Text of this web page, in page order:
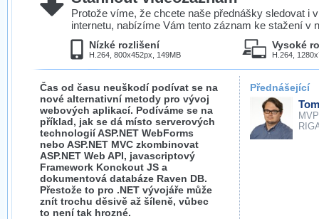
Protože víme, že chcete naše přednášky sledovat i
internetu, nabízíme Vám tento záznam ke stažení v
Nízké rozlišení
H.264, 800x452px, 149MB
Vysoké
H.264,
Čas od času neuškodí podívat se na
nové alternativní metody pro vývoj
webových aplikací. Podíváme se na
příklad, jak se dá místo serverových
technologií ASP.NET WebForms
nebo ASP.NET MVC zkombinovat
ASP.NET Web API, javascriptový
Framework Konckout JS a
dokumentová databáze Raven DB.
Přestože to pro .NET vývojáře může
znít trochu děsivě až šíleně, vůbec
to není tak hrozné.
Přednášející
MVP